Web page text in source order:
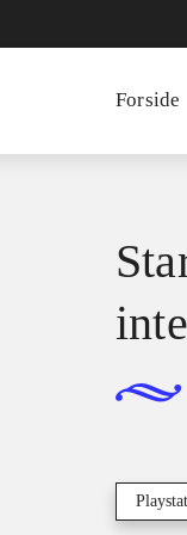
Forside